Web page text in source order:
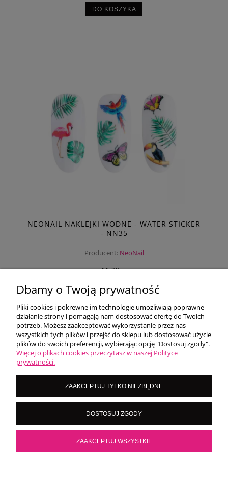
DO KOSZYKA
NEONAIL NAKLEJKI WODNE - WATER STICKER
- NN35
Producent: NeoNail
11,99 zł
DO KOSZYKA
Świetnie!
Ocena średnia 5 na 5
Sprawdź wszystkie opinietutaj.
10.06.2026
Dbamy o Twoją prywatność
Pliki cookies i pokrewne im technologie umożliwiają poprawne
działanie strony i pomagają nam dostosować ofertę do Twoich
potrzeb. Możesz zaakceptować wykorzystanie przez nas
wszystkich tych plików i przejść do sklepu lub dostosować użycie
plików do swoich preferencji, wybierając opcję "Dostosuj zgody".
Więcej o plikach cookies przeczytasz w naszej Polityce
prywatności.
ZAAKCEPTUJ TYLKO NIEZBĘDNE
DOSTOSUJ ZGODY
ZAAKCEPTUJ WSZYSTKIE